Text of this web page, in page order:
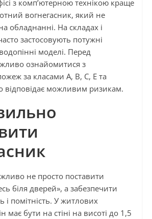
з комп’ютерною технікою краще
вогнегасник, який не
обладнанні. На складах і
застосовують потужні
моделі. Перед
ознайомитися з
за класами A, B, C, E та
відповідає можливим ризикам.
не просто поставити
біля дверей», а забезпечити
і помітність. У житлових
має бути на стіні на висоті до 1,5